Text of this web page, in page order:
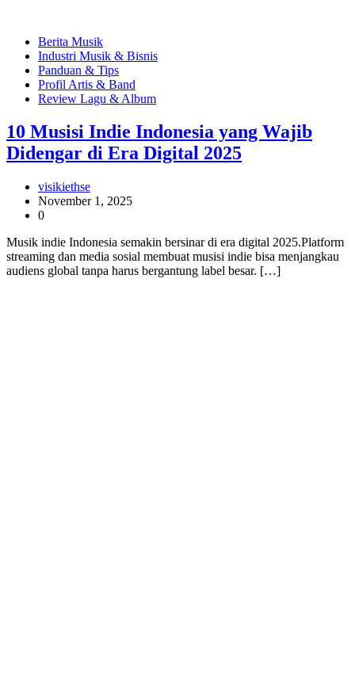
Berita Musik
Industri Musik & Bisnis
Panduan & Tips
Profil Artis & Band
Review Lagu & Album
10 Musisi Indie Indonesia yang Wajib
Didengar di Era Digital 2025
visikiethse
November 1, 2025
0
Musik indie Indonesia semakin bersinar di era digital 2025.Platform
streaming dan media sosial membuat musisi indie bisa menjangkau
audiens global tanpa harus bergantung label besar. […]